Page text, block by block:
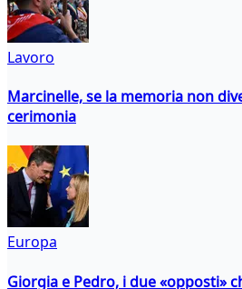
Lavoro
Marcinelle, se la memoria non
cerimonia
Europa
Giorgia e Pedro, i due «opposti»